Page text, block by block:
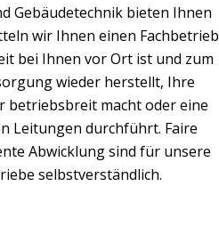
Gebäudetechnik bieten Ihnen
wir Ihnen einen Fachbetrieb
bei Ihnen vor Ort ist und zum
wieder herstellt, Ihre
betriebsbreit macht oder eine
Leitungen durchführt. Faire
Abwicklung sind für unsere
selbstverständlich.